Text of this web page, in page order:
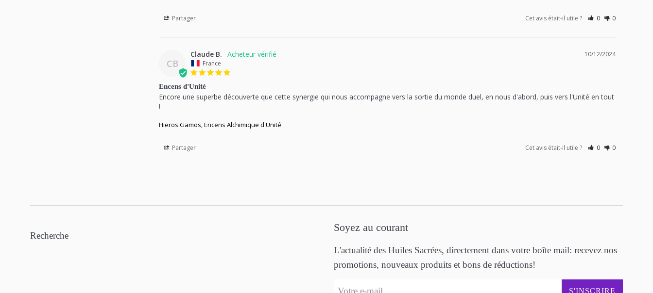
Partager Cet avis était-il utile ? 0 0
CB
10/12/2024
Claude B.
France
Encens d'Unité
Encore une superbe découverte que cette synergie qui nous accompagne vers la sortie du monde duel, en nous d'abord, puis vers l'Unité en tout
Hieros Gamos, Encens Alchimique d'Unité
Partager Cet avis était-il utile ? 0 0
Recherche
Soyez au courant
L'actualité des Huiles Sacrées, directement dans votre boîte mail: recevez nos
promotions, nouveaux produits et bons de réductions!
S'INSCRIRE